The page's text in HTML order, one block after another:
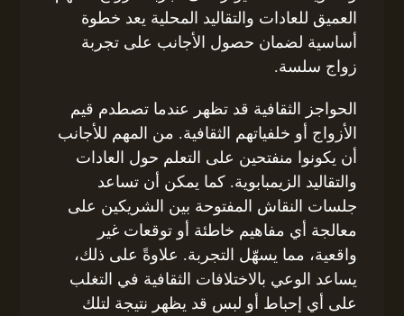
العميق للعادات والتقاليد المحلية يعد خطوة
أساسية لضمان حصول الأجانب على تجربة
زواج سلسة.
الحواجز الثقافية قد تظهر عندما تصطدم قيم
الأزواج أو خلفياتهم الثقافية. من المهم للأجانب
أن يكونوا منفتحين على التعلم حول العادات
والتقاليد الزيمبابوية. كما يمكن أن تساعد
جلسات النقاش المفتوحة بين الشريكين على
معالجة أي مفاهيم خاطئة أو توقعات غير
واقعية، مما يسهّل التجربة. علاوةً على ذلك،
يساعد الوعي بالاختلافات الثقافية في التغلب
على أي إحباط أو لبس قد يظهر نتيجة لتلك